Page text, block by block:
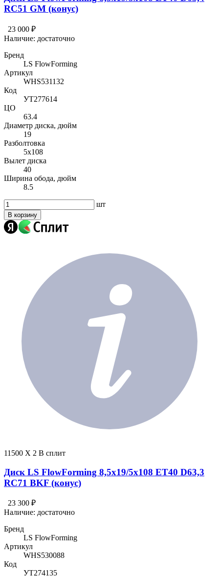
RC51 GM (конус)
23 000 ₽
Наличие: достаточно
Бренд
LS FlowForming
Артикул
WHS531132
Код
УТ277614
ЦО
63.4
Диаметр диска, дюйм
19
Разболтовка
5x108
Вылет диска
40
Ширина обода, дюйм
8.5
шт
В корзину
11500 X 2 В сплит
Диск LS FlowForming 8,5x19/5x108 ET40 D63,3
RC71 BKF (конус)
23 300 ₽
Наличие: достаточно
Бренд
LS FlowForming
Артикул
WHS530088
Код
УТ274135